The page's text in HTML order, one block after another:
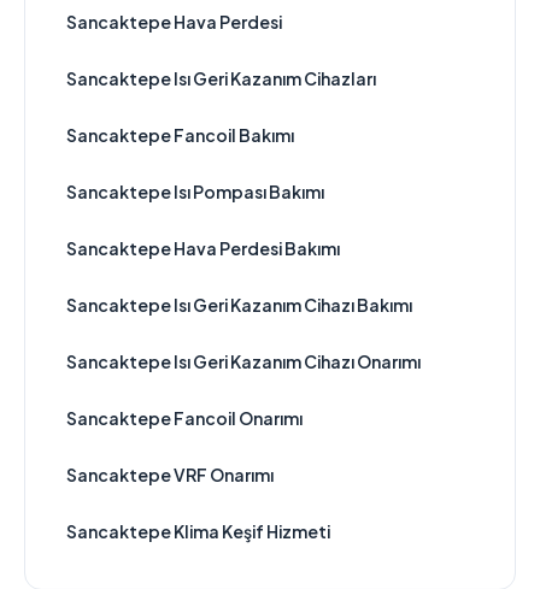
Sancaktepe Hava Perdesi
Sancaktepe Isı Geri Kazanım Cihazları
Sancaktepe Fancoil Bakımı
Sancaktepe Isı Pompası Bakımı
Sancaktepe Hava Perdesi Bakımı
Sancaktepe Isı Geri Kazanım Cihazı Bakımı
Sancaktepe Isı Geri Kazanım Cihazı Onarımı
Sancaktepe Fancoil Onarımı
Sancaktepe VRF Onarımı
Sancaktepe Klima Keşif Hizmeti